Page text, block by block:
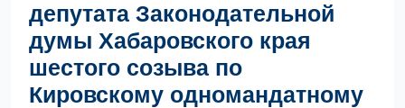
депутата Законодательной
думы Хабаровского края
шестого созыва по
Кировскому одномандатному